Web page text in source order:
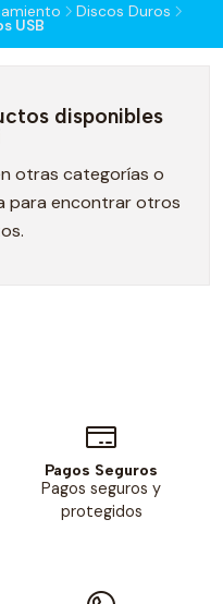
Discos Duros
USB
disponibles
otras categorías o
para encontrar otros
Pagos Seguros
Pagos seguros y
protegidos